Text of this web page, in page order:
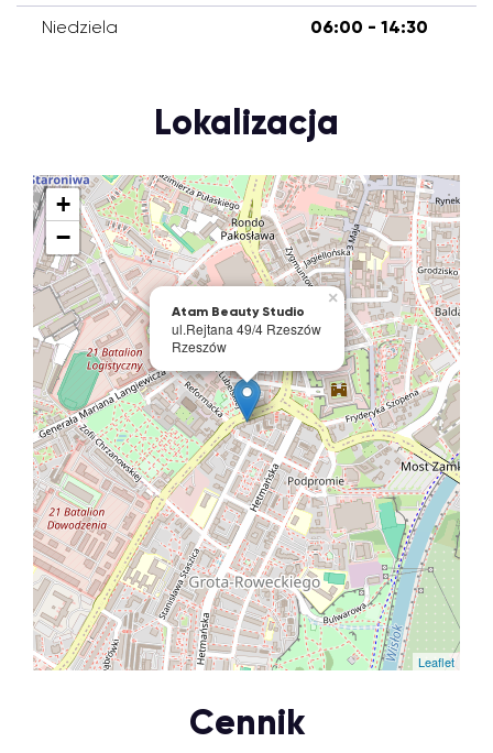
Niedziela 06:00 - 14:30
Lokalizacja
Atam Beauty Studio
ul.Rejtana 49/4 Rzeszów
Rzeszów
×
+
−
Leaflet
Cennik